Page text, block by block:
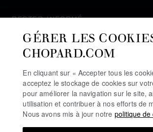
RESTER INFORMÉ
S’INSCRIRE À LA NEWSLETTER
GÉRER LES
CHOPARD.COM
En cliquant sur « Accepter tous les
acceptez le stockage de cookies sur
pour améliorer la navigation sur le site,
utilisation et contribuer à nos efforts de
Nous avons mis à jour notre politique de